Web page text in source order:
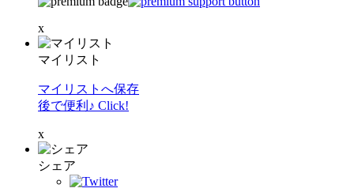
x
マイリスト
マイリストへ保存
後で便利♪ Click!
x
シェア